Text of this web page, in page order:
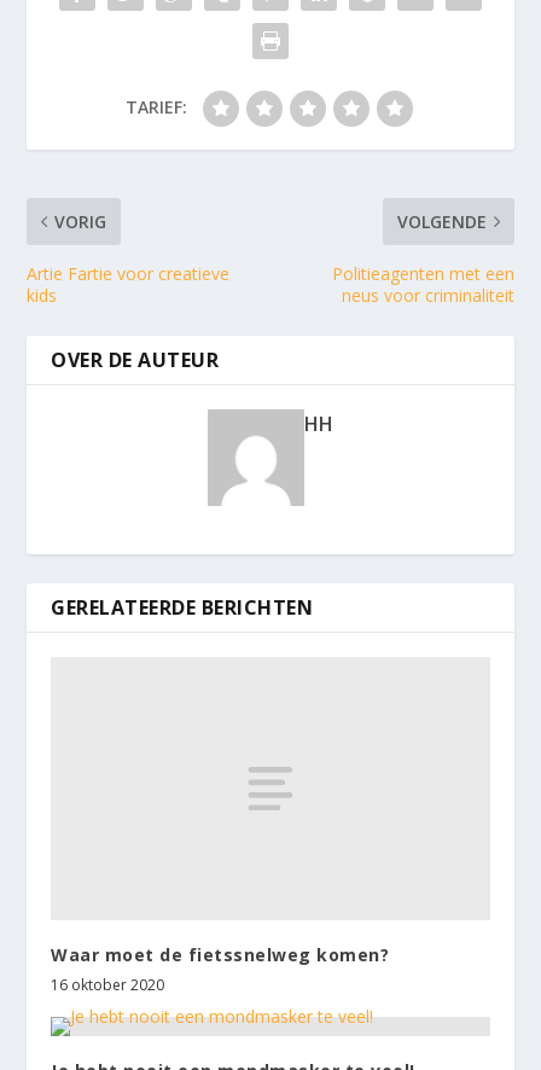
TARIEF:
VORIG
Artie Fartie voor creatieve
kids
VOLGENDE
Politieagenten met een
neus voor criminaliteit
OVER DE AUTEUR
HH
GERELATEERDE BERICHTEN
Waar moet de fietssnelweg komen?
16 oktober 2020